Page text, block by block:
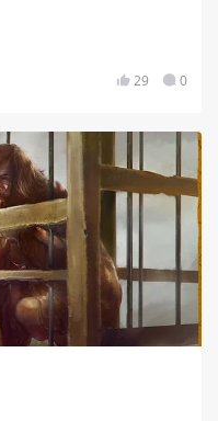
29 0